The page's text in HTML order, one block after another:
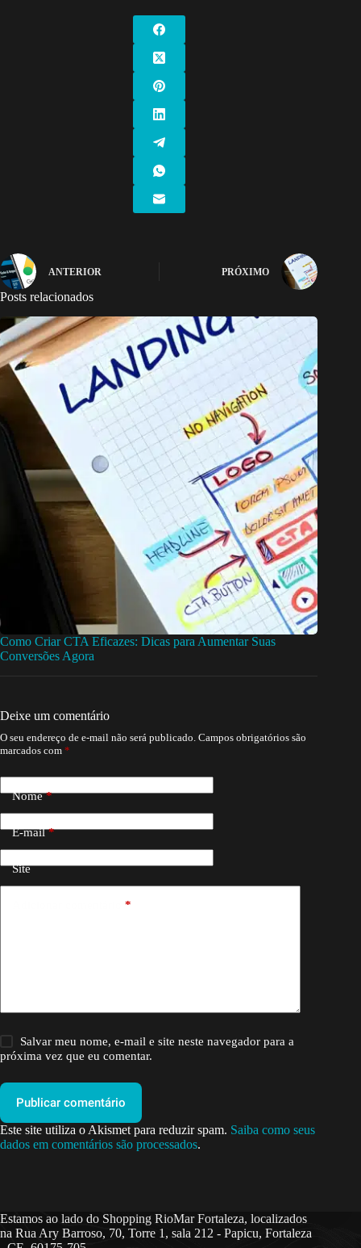
ANTERIOR PRÓXIMO
Posts relacionados
Como Criar CTA Eficazes: Dicas para Aumentar Suas
Conversões Agora
Deixe um comentário
O seu endereço de e-mail não será publicado. Campos obrigatórios são
marcados com *
Nome*
E-mail*
Site
*
Salvar meu nome, e-mail e site neste navegador para a
próxima vez que eu comentar.
Publicar comentário
Este site utiliza o Akismet para reduzir spam. Saiba como seus
dados em comentários são processados.
Estamos ao lado do Shopping RioMar Fortaleza, localizados
na Rua Ary Barroso, 70, Torre 1, sala 212 - Papicu, Fortaleza